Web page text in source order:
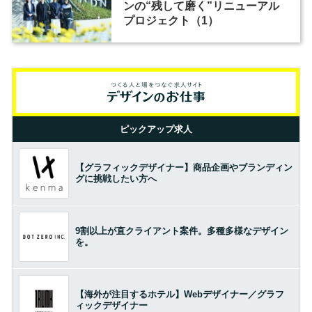
ンの“残して磨く”リニューアル
プロジェクト（1）
ピックアップ求人
【グラフィックデザイナー】商品企画やブランディン
グに挑戦したい方へ
9割以上が直クライアント案件。多種多様なデザイン
を。
【海外が注目するホテル】Webデザイナー／グラフ
ィックデザイナー